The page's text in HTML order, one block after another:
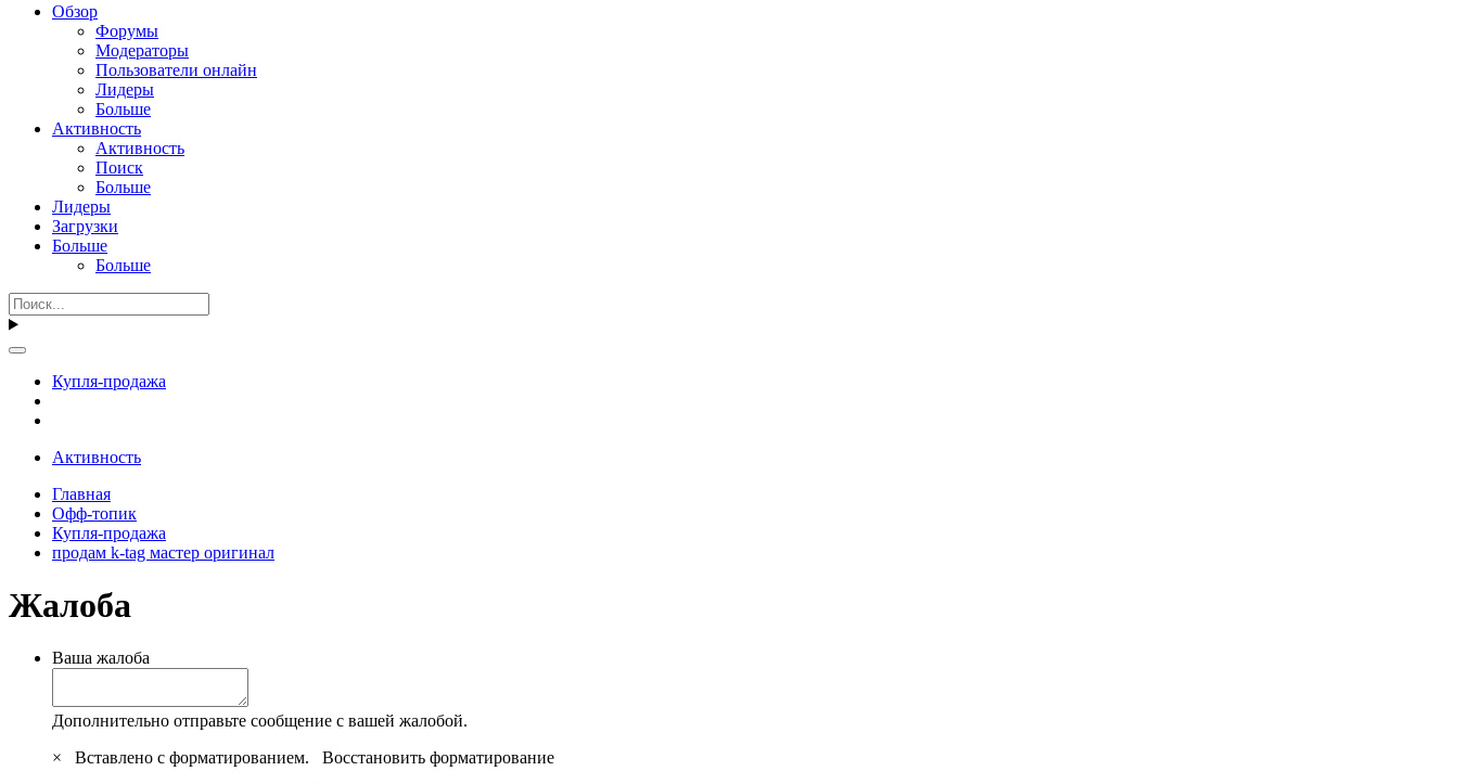
Обзор
Форумы
Модераторы
Пользователи онлайн
Лидеры
Больше
Активность
Активность
Поиск
Больше
Лидеры
Загрузки
Больше
Больше
Купля-продажа
Активность
Главная
Офф-топик
Купля-продажа
продам k-tag мастер оригинал
Жалоба
Ваша жалоба
Дополнительно отправьте сообщение с вашей жалобой.
×
Вставлено с форматированием. Восстановить форматирование